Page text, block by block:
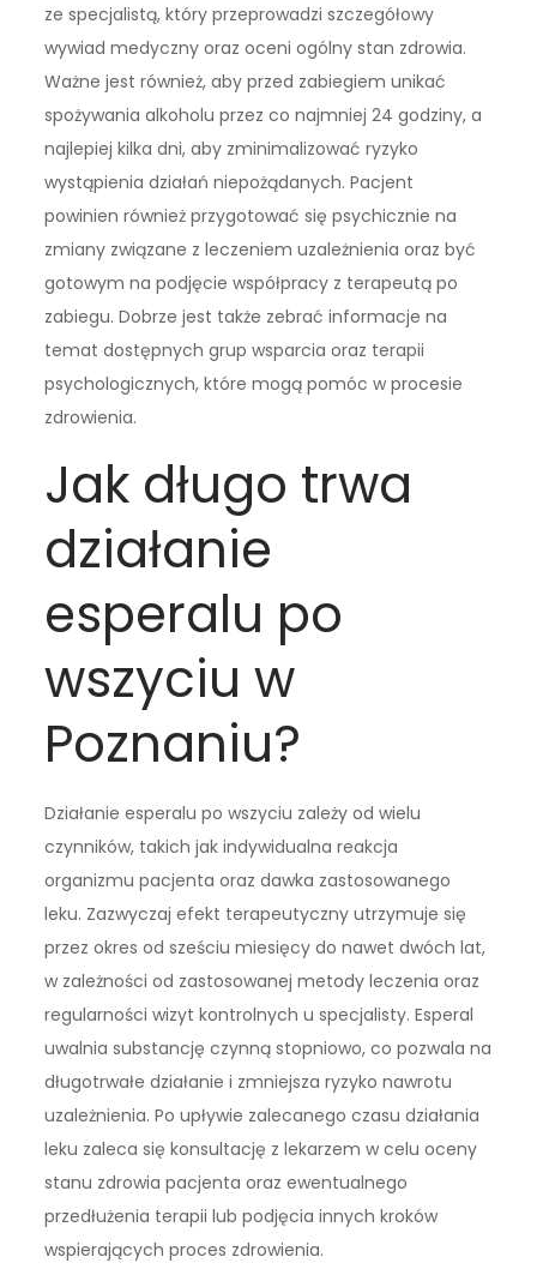
ze specjalistą, który przeprowadzi szczegółowy
wywiad medyczny oraz oceni ogólny stan zdrowia.
Ważne jest również, aby przed zabiegiem unikać
spożywania alkoholu przez co najmniej 24 godziny, a
najlepiej kilka dni, aby zminimalizować ryzyko
wystąpienia działań niepożądanych. Pacjent
powinien również przygotować się psychicznie na
zmiany związane z leczeniem uzależnienia oraz być
gotowym na podjęcie współpracy z terapeutą po
zabiegu. Dobrze jest także zebrać informacje na
temat dostępnych grup wsparcia oraz terapii
psychologicznych, które mogą pomóc w procesie
zdrowienia.
Jak długo trwa
działanie
esperalu po
wszyciu w
Poznaniu?
Działanie esperalu po wszyciu zależy od wielu
czynników, takich jak indywidualna reakcja
organizmu pacjenta oraz dawka zastosowanego
leku. Zazwyczaj efekt terapeutyczny utrzymuje się
przez okres od sześciu miesięcy do nawet dwóch lat,
w zależności od zastosowanej metody leczenia oraz
regularności wizyt kontrolnych u specjalisty. Esperal
uwalnia substancję czynną stopniowo, co pozwala na
długotrwałe działanie i zmniejsza ryzyko nawrotu
uzależnienia. Po upływie zalecanego czasu działania
leku zaleca się konsultację z lekarzem w celu oceny
stanu zdrowia pacjenta oraz ewentualnego
przedłużenia terapii lub podjęcia innych kroków
wspierających proces zdrowienia.